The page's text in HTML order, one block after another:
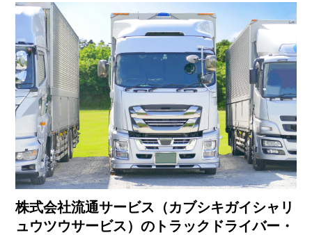
株式会社流通サービス（カブシキガイシャリ
ュウツウサービス）のトラックドライバー・